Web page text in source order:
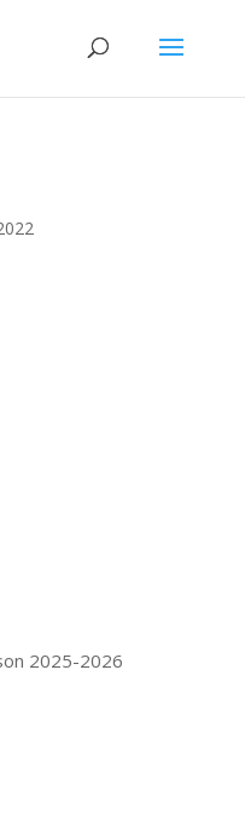
2025-2026